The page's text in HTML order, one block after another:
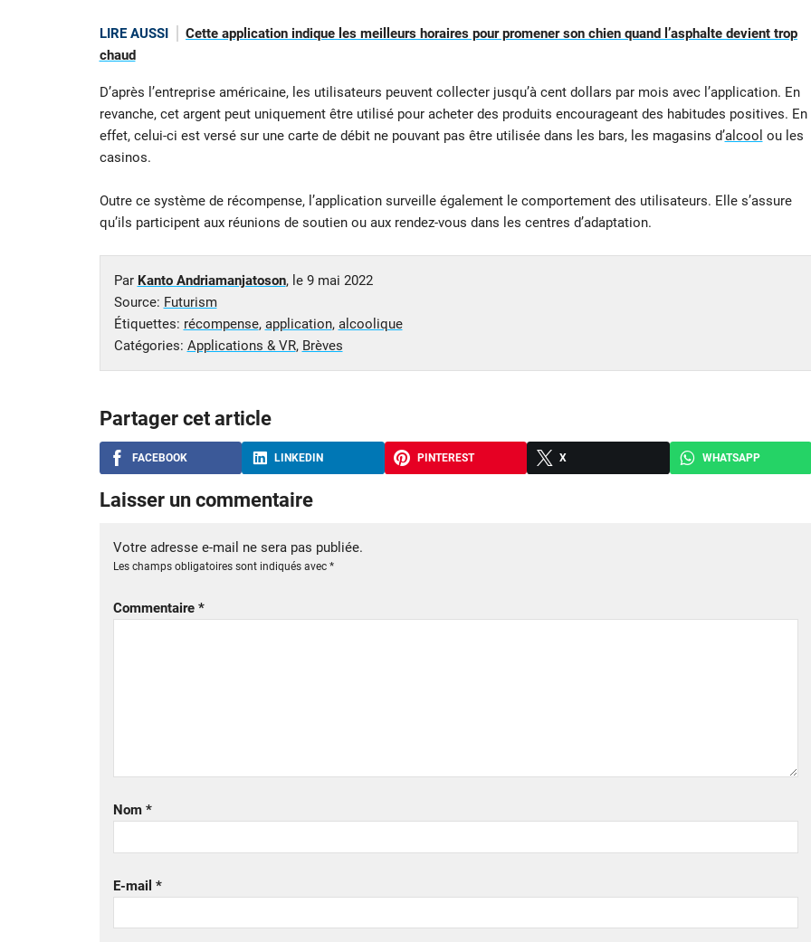
LIRE AUSSI
Cette application indique les meilleurs horaires pour promener son chien quand l’asphalte devient trop
chaud
D’après l’entreprise américaine, les utilisateurs peuvent collecter jusqu’à cent dollars par mois avec l’application. En
revanche, cet argent peut uniquement être utilisé pour acheter des produits encourageant des habitudes positives. En
effet, celui-ci est versé sur une carte de débit ne pouvant pas être utilisée dans les bars, les magasins d’alcool ou les
casinos.
Outre ce système de récompense, l’application surveille également le comportement des utilisateurs. Elle s’assure
qu’ils participent aux réunions de soutien ou aux rendez-vous dans les centres d’adaptation.
Par Kanto Andriamanjatoson, le 9 mai 2022
Source: Futurism
Étiquettes: récompense, application, alcoolique
Catégories: Applications & VR, Brèves
Partager cet article
FACEBOOK LINKEDIN PINTEREST X WHATSAPP
Laisser un commentaire
Votre adresse e-mail ne sera pas publiée.
Les champs obligatoires sont indiqués avec *
Commentaire *
Nom *
E-mail *